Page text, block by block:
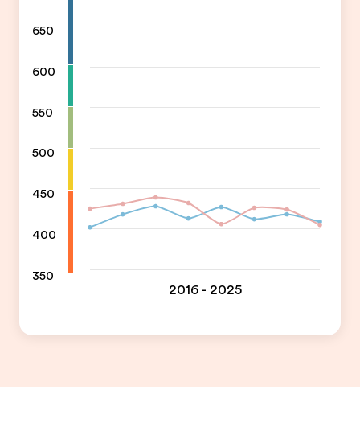
650
600
550
500
450
400
350
2016 - 2025